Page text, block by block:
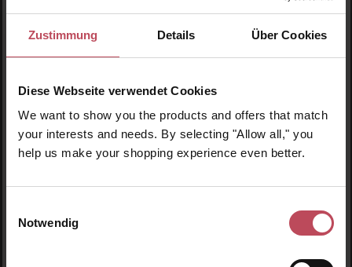
Zustimmung Details Über Cookies
Diese Webseite verwendet Cookies
We want to show you the products and offers that match
your interests and needs. By selecting "Allow all," you
help us make your shopping experience even better.
Notwendig
Marvis
Zahnpasta
75 ml (19,00 CHF / 100 ml)
Regulärer Preis:
14,25 CHF
Produkt Anzahl: Gib den gewünschten Wert